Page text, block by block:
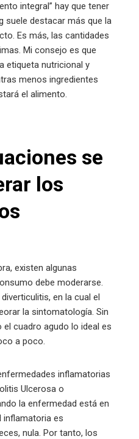
integral” hay que tener
suele destacar más que la
Es más, las cantidades
Mi consejo es que
etiqueta nutricional y
menos ingredientes
el alimento.
se
los
existen algunas
debe moderarse.
en la cual el
la sintomatología. Sin
cuadro agudo lo ideal es
a poco.
inflamatorias
Ulcerosa o
la enfermedad está en
inflamatoria es
nula. Por tanto, los